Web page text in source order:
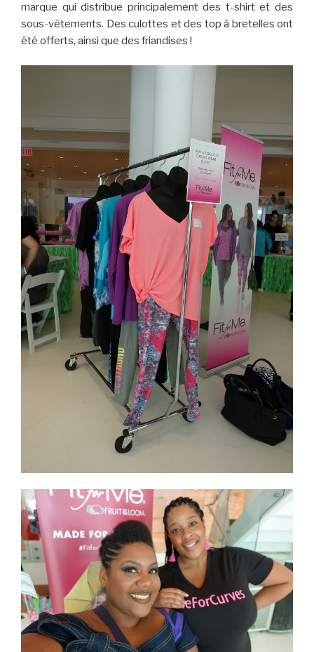
marque qui distribue principalement des t-shirt et des
sous-vêtements. Des culottes et des top à bretelles ont
été offerts, ainsi que des friandises !